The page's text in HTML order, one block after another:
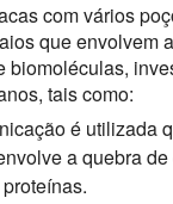
com vários
que envolvem
biomoléculas,
tais como:
é utilizada
a quebra